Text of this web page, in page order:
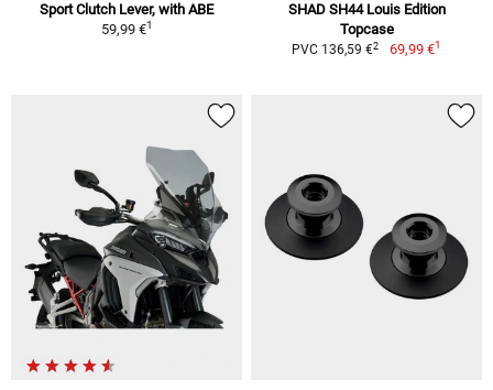
Sport Clutch Lever, with ABE
59,99 €1
SHAD SH44 Louis Edition
Topcase
PVC 136,59 €2 69,99 €1